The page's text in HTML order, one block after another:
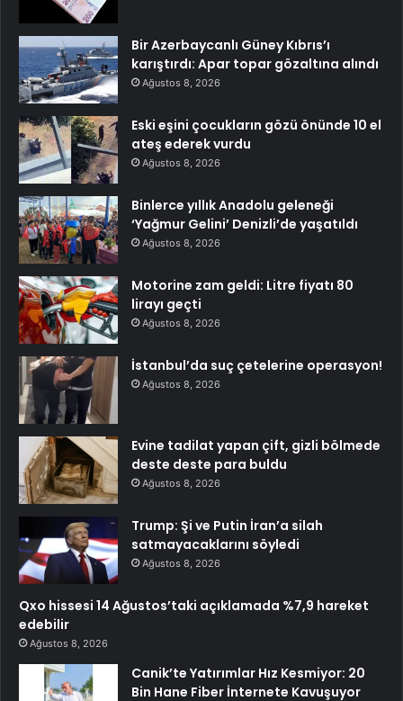
Bir Azerbaycanlı Güney Kıbrıs’ı
karıştırdı: Apar topar gözaltına alındı
Ağustos 8, 2026
Eski eşini çocukların gözü önünde 10 el
ateş ederek vurdu
Ağustos 8, 2026
Binlerce yıllık Anadolu geleneği
‘Yağmur Gelini’ Denizli’de yaşatıldı
Ağustos 8, 2026
Motorine zam geldi: Litre fiyatı 80
lirayı geçti
Ağustos 8, 2026
İstanbul’da suç çetelerine operasyon!
Ağustos 8, 2026
Evine tadilat yapan çift, gizli bölmede
deste deste para buldu
Ağustos 8, 2026
Trump: Şi ve Putin İran’a silah
satmayacaklarını söyledi
Ağustos 8, 2026
Qxo hissesi 14 Ağustos’taki açıklamada %7,9 hareket
edebilir
Ağustos 8, 2026
Canik’te Yatırımlar Hız Kesmiyor: 20
Bin Hane Fiber İnternete Kavuşuyor